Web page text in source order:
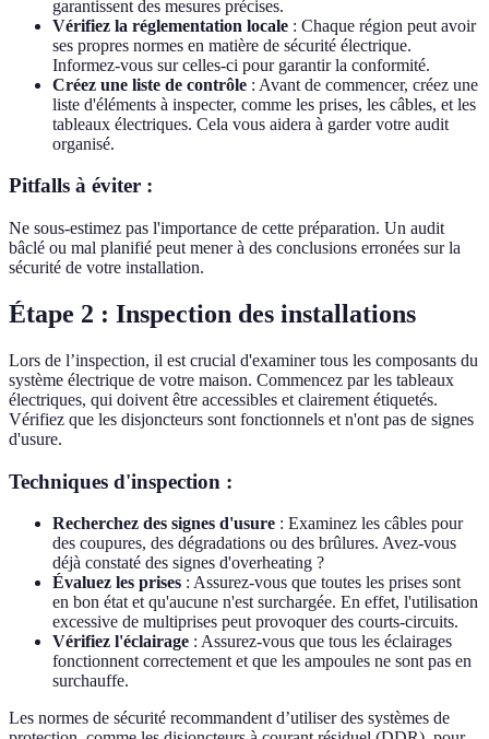
garantissent des mesures précises.
Vérifiez la réglementation locale : Chaque région peut avoir
ses propres normes en matière de sécurité électrique.
Informez-vous sur celles-ci pour garantir la conformité.
Créez une liste de contrôle : Avant de commencer, créez une
liste d'éléments à inspecter, comme les prises, les câbles, et les
tableaux électriques. Cela vous aidera à garder votre audit
organisé.
Pitfalls à éviter :
Ne sous-estimez pas l'importance de cette préparation. Un audit
bâclé ou mal planifié peut mener à des conclusions erronées sur la
sécurité de votre installation.
Étape 2 : Inspection des installations
Lors de l’inspection, il est crucial d'examiner tous les composants du
système électrique de votre maison. Commencez par les tableaux
électriques, qui doivent être accessibles et clairement étiquetés.
Vérifiez que les disjoncteurs sont fonctionnels et n'ont pas de signes
d'usure.
Techniques d'inspection :
Recherchez des signes d'usure : Examinez les câbles pour
des coupures, des dégradations ou des brûlures. Avez-vous
déjà constaté des signes d'overheating ?
Évaluez les prises : Assurez-vous que toutes les prises sont
en bon état et qu'aucune n'est surchargée. En effet, l'utilisation
excessive de multiprises peut provoquer des courts-circuits.
Vérifiez l'éclairage : Assurez-vous que tous les éclairages
fonctionnent correctement et que les ampoules ne sont pas en
surchauffe.
Les normes de sécurité recommandent d’utiliser des systèmes de